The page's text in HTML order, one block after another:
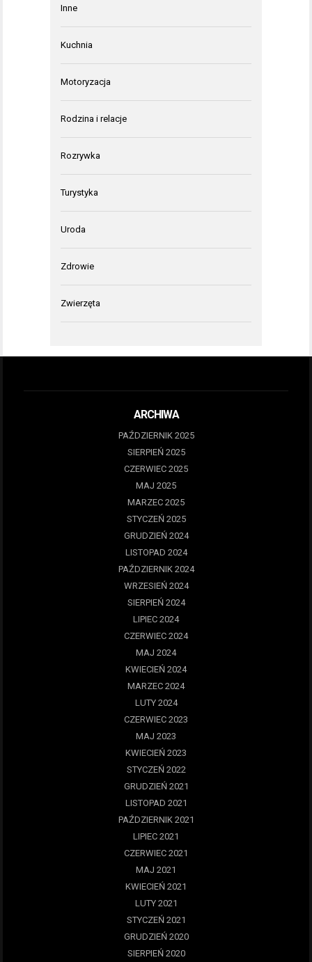
Inne
Kuchnia
Motoryzacja
Rodzina i relacje
Rozrywka
Turystyka
Uroda
Zdrowie
Zwierzęta
ARCHIWA
PAŹDZIERNIK 2025
SIERPIEŃ 2025
CZERWIEC 2025
MAJ 2025
MARZEC 2025
STYCZEŃ 2025
GRUDZIEŃ 2024
LISTOPAD 2024
PAŹDZIERNIK 2024
WRZESIEŃ 2024
SIERPIEŃ 2024
LIPIEC 2024
CZERWIEC 2024
MAJ 2024
KWIECIEŃ 2024
MARZEC 2024
LUTY 2024
CZERWIEC 2023
MAJ 2023
KWIECIEŃ 2023
STYCZEŃ 2022
GRUDZIEŃ 2021
LISTOPAD 2021
PAŹDZIERNIK 2021
LIPIEC 2021
CZERWIEC 2021
MAJ 2021
KWIECIEŃ 2021
LUTY 2021
STYCZEŃ 2021
GRUDZIEŃ 2020
SIERPIEŃ 2020